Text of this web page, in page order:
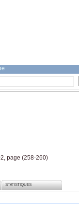
page (258-260)
STATISTIQUES